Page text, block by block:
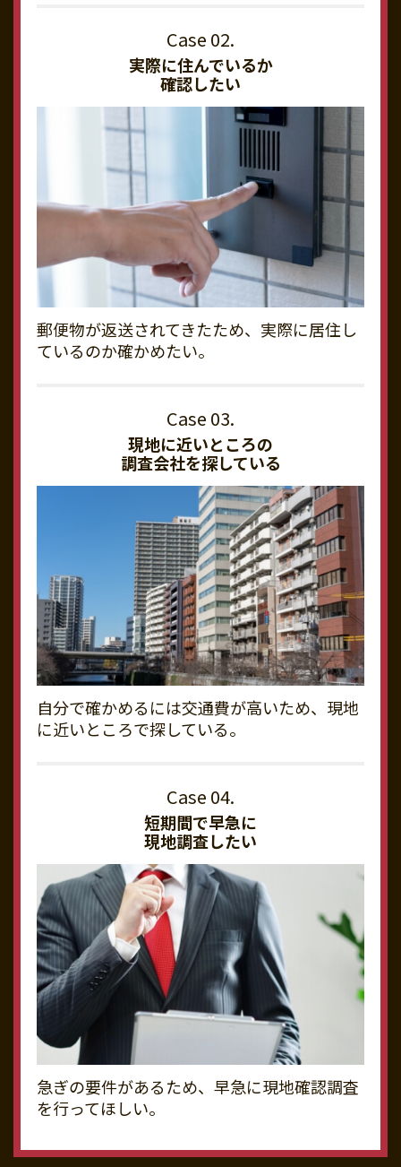
実際に住んでいるか
確認したい
郵便物が返送されてきたため、実際に居住し
ているのか確かめたい。
現地に近いところの
調査会社を探している
自分で確かめるには交通費が高いため、現地
に近いところで探している。
短期間で早急に
現地調査したい
急ぎの要件があるため、早急に現地確認調査
を行ってほしい。